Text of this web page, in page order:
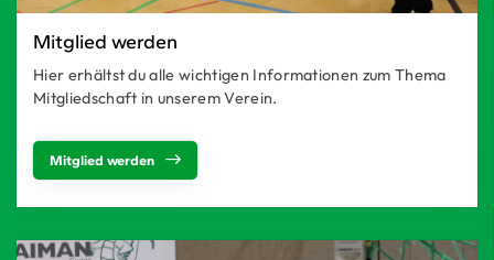
Mitglied werden
Hier erhältst du alle wichtigen Informationen zum Thema
Mitgliedschaft in unserem Verein.
Mitglied werden